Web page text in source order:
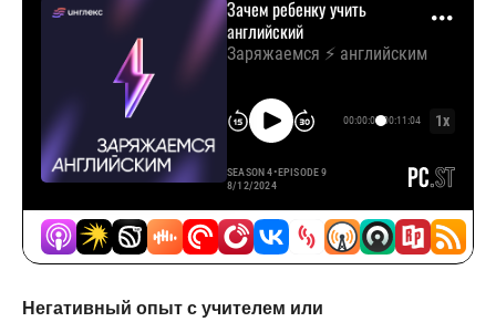
Негативный опыт с учителем или